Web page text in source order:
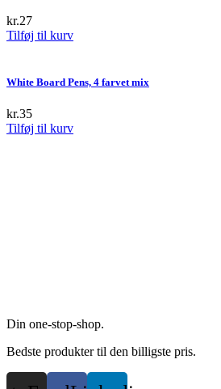
kr.27
Tilføj til kurv
White Board Pens, 4 farvet mix
kr.35
Tilføj til kurv
Din one-stop-shop.
Bedste produkter til den billigste pris.